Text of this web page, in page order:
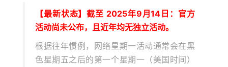
【最新状态】截至 2025年9月14日：官方
活动尚未公布，且近年均无独立活动。
根据往年惯例，网络星期一活动通常会在黑
色星期五之后的第一个星期一（美国时间）